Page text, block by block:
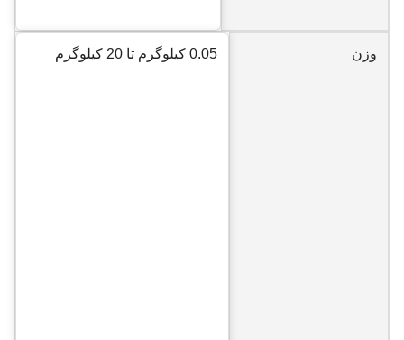
وزن 0.05 کيلوگرم تا 20 کيلوگرم